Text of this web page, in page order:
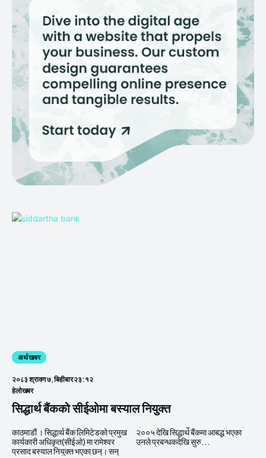
अर्थ खबर
२०८३ श्रावण ७, बिहीबार २३:१२
हेलाेखबर
सिद्धार्थ बैंकको सीईओमा बस्याल नियुक्त
काठमाडाैं । सिद्धार्थ बैंक लिमिटेडको प्रमुख
कार्यकारी अधिकृत(सीईओ) मा रामेश्वर
प्रसाद बस्याल नियुक्त भएका छन्। सन्
२००५ देखि सिद्धार्थ बैंकमा आबद्ध भएका
उनले प्रबन्धकदेखि सुरु...